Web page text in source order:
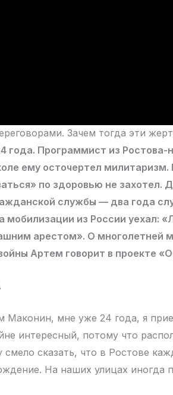
Зачем тогда эти
года. Программист из
ему осточертел
по здоровью не захотел.
службы — два года
мобилизации из России уехал:
арестом». О многолетней
Артем говорит в проекте
Маконин, мне уже 24 года, я
интересный, потому что
смело сказать, что в Ростове
На наших улицах иногда